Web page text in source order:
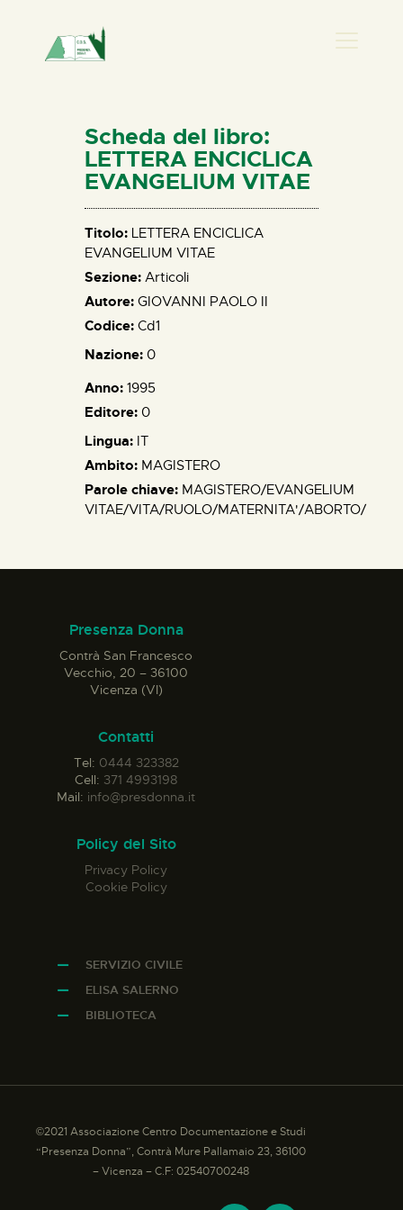
HOME
CHI SIAMO
NEWS
PERCORSI
BIBLIOTECA
ELISA SALERNO
CONTATTI
Scheda del libro:
LETTERA ENCICLICA
EVANGELIUM VITAE
Titolo: LETTERA ENCICLICA
EVANGELIUM VITAE
Sezione: Articoli
Autore: GIOVANNI PAOLO II
Codice: Cd1
Nazione: 0
Anno: 1995
Editore: 0
Lingua: IT
Ambito: MAGISTERO
Parole chiave: MAGISTERO/EVANGELIUM
VITAE/VITA/RUOLO/MATERNITA'/ABORTO/
Presenza Donna
Contrà San Francesco
Vecchio, 20 – 36100
Vicenza (VI)
Contatti
Tel: 0444 323382
Cell: 371 4993198
Mail: info@presdonna.it
Policy del Sito
Privacy Policy
Cookie Policy
SERVIZIO CIVILE
ELISA SALERNO
BIBLIOTECA
©2021 Associazione Centro Documentazione e Studi
“Presenza Donna”, Contrà Mure Pallamaio 23, 36100
– Vicenza – C.F: 02540700248